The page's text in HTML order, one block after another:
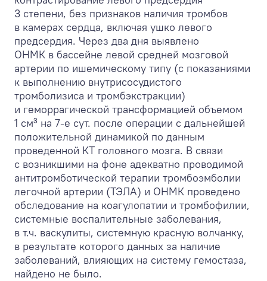
3 степени, без признаков наличия тромбов
в камерах сердца, включая ушко левого
предсердия. Через два дня выявлено
ОНМК в бассейне левой средней мозговой
артерии по ишемическому типу (с показаниями
к выполнению внутрисосудистого
тромболизиса и тромбэкстракции)
и геморрагической трансформацией объемом
1 см³ на 7‑е сут. после операции с дальнейшей
положительной динамикой по данным
проведенной КТ головного мозга. В связи
с возникшими на фоне адекватно проводимой
антитромботической терапии тромбоэмболии
легочной артерии (ТЭЛА) и ОНМК проведено
обследование на коагулопатии и тромбофилии,
системные воспалительные заболевания,
в т.ч. васкулиты, системную красную волчанку,
в результате которого данных за наличие
заболеваний, влияющих на систему гемостаза,
найдено не было.